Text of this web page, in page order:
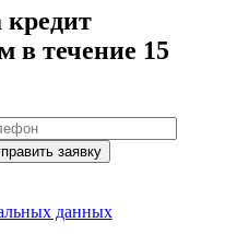
кредит
в течение 15
заявку
данных